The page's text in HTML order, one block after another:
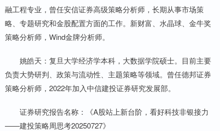
融工程专业，曾任安信证券高级策略分析师，长期从事市场策
略、专题研究和金股配置方面的工作。新财富、水晶球、金牛奖
策略分析师，Wind金牌分析师。
姚皓天：复旦大学经济学本科，大数据学院硕士。目前主要
负责大势研判、政策与流动性、主题策略等领域。曾任德邦证券
策略分析师，2022年加入中信建投证券研究发展部。
证券研究报告名称：《A股站上新台阶，看好科技非银接力
——建投策略周思考20250727》